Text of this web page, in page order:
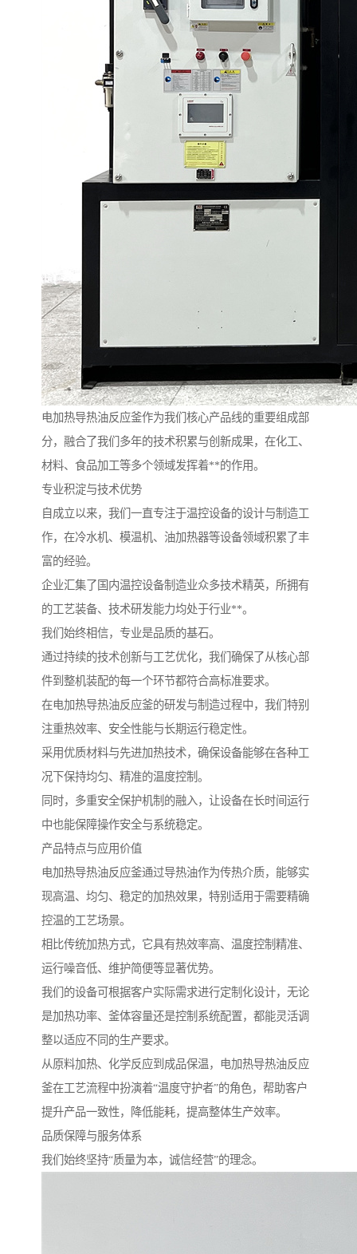
电加热导热油反应釜作为我们核心产品线的重要组成部
分，融合了我们多年的技术积累与创新成果，在化工、
材料、食品加工等多个领域发挥着**的作用。
专业积淀与技术优势
自成立以来，我们一直专注于温控设备的设计与制造工
作，在冷水机、模温机、油加热器等设备领域积累了丰
富的经验。
企业汇集了国内温控设备制造业众多技术精英，所拥有
的工艺装备、技术研发能力均处于行业**。
我们始终相信，专业是品质的基石。
通过持续的技术创新与工艺优化，我们确保了从核心部
件到整机装配的每一个环节都符合高标准要求。
在电加热导热油反应釜的研发与制造过程中，我们特别
注重热效率、安全性能与长期运行稳定性。
采用优质材料与先进加热技术，确保设备能够在各种工
况下保持均匀、精准的温度控制。
同时，多重安全保护机制的融入，让设备在长时间运行
中也能保障操作安全与系统稳定。
产品特点与应用价值
电加热导热油反应釜通过导热油作为传热介质，能够实
现高温、均匀、稳定的加热效果，特别适用于需要精确
控温的工艺场景。
相比传统加热方式，它具有热效率高、温度控制精准、
运行噪音低、维护简便等显著优势。
我们的设备可根据客户实际需求进行定制化设计，无论
是加热功率、釜体容量还是控制系统配置，都能灵活调
整以适应不同的生产要求。
从原料加热、化学反应到成品保温，电加热导热油反应
釜在工艺流程中扮演着“温度守护者”的角色，帮助客户
提升产品一致性，降低能耗，提高整体生产效率。
品质保障与服务体系
我们始终坚持“质量为本，诚信经营”的理念。